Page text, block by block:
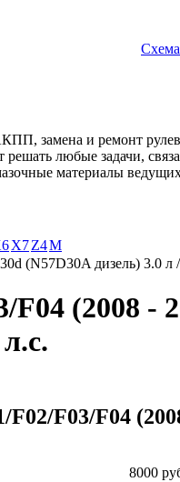
Схема
замена и ремонт
решать любые задачи,
материалы
X7Z4М
(N57D30A дизель) 3.0 л
(2008 -
F03/F04
8000